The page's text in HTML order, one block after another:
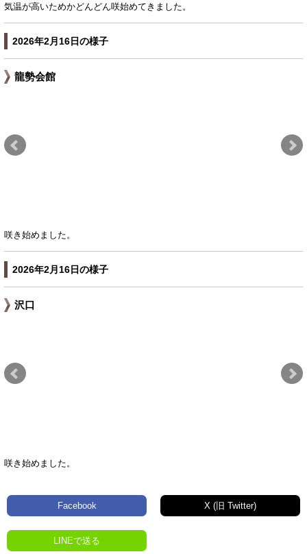
気温が高いためかどんどん咲始めてきました。
2026年2月16日の様子
龍勢会館
咲き始めました。
2026年2月16日の様子
沢口
咲き始めました。
Facebook X (旧 Twitter)
LINEで送る